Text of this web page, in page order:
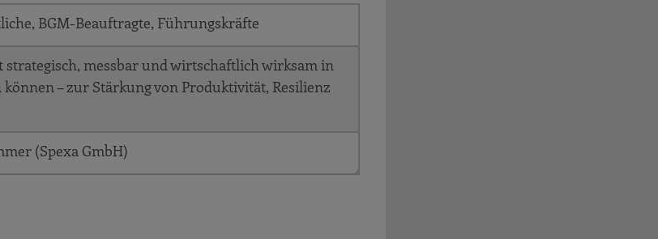
BGM-Beauftragte, Führungskräfte
strategisch, messbar und wirtschaftlich wirksam in
– zur Stärkung von Produktivität, Resilienz
(Spexa GmbH)